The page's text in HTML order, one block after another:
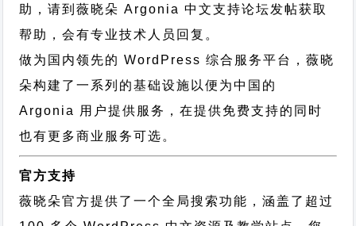
助，请到薇晓朵 Argonia 中文支持论坛发帖获取
帮助，会有专业技术人员回复。
做为国内领先的 WordPress 综合服务平台，薇晓
朵构建了一系列的基础设施以便为中国的
Argonia 用户提供服务，在提供免费支持的同时
也有更多商业服务可选。
官方支持
薇晓朵官方提供了一个全局搜索功能，涵盖了超过